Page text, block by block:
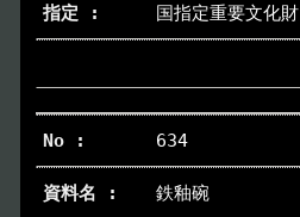
国指定重要文化財
634
鉄釉碗